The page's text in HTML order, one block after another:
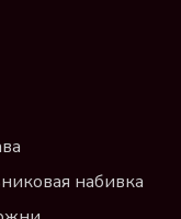
набивка